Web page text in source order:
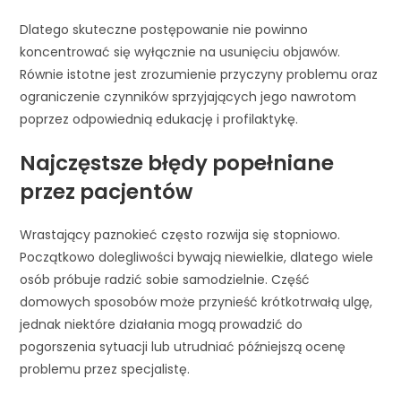
Dlatego skuteczne postępowanie nie powinno
koncentrować się wyłącznie na usunięciu objawów.
Równie istotne jest zrozumienie przyczyny problemu oraz
ograniczenie czynników sprzyjających jego nawrotom
poprzez odpowiednią edukację i profilaktykę.
Najczęstsze błędy popełniane
przez pacjentów
Wrastający paznokieć często rozwija się stopniowo.
Początkowo dolegliwości bywają niewielkie, dlatego wiele
osób próbuje radzić sobie samodzielnie. Część
domowych sposobów może przynieść krótkotrwałą ulgę,
jednak niektóre działania mogą prowadzić do
pogorszenia sytuacji lub utrudniać późniejszą ocenę
problemu przez specjalistę.